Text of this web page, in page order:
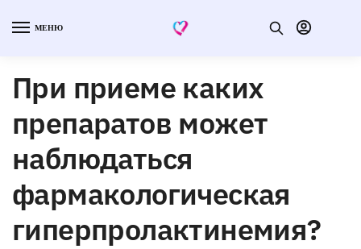
МЕНЮ
При приеме каких
препаратов может
наблюдаться
фармакологическая
гиперпролактинемия?